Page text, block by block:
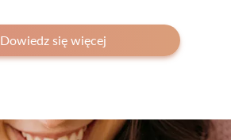
Dowiedz się więcej